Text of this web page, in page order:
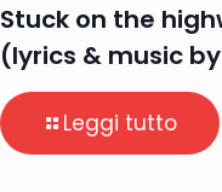
Stuck on the
(lyrics & music
Leggi tutto